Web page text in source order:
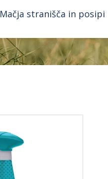
Mačja stranišča in posipi